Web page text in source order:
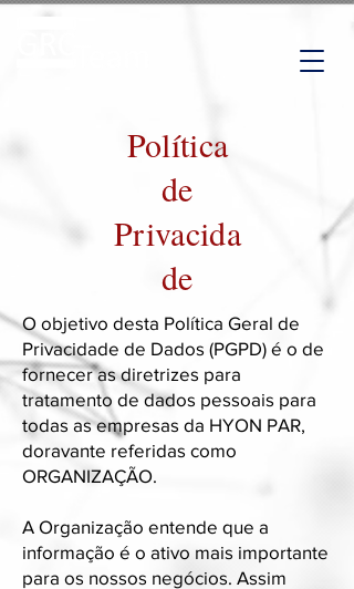
Política
de
Privacida
de
O objetivo desta Política Geral de
Privacidade de Dados (PGPD) é o de
fornecer as diretrizes para
tratamento de dados pessoais para
todas as empresas da HYON PAR,
doravante referidas como
ORGANIZAÇÃO.
A Organização entende que a
informação é o ativo mais importante
para os nossos negócios. Assim